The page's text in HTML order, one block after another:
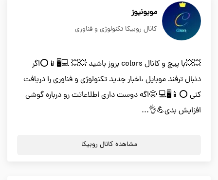
موبونیوز
کانال روبیکا تکنولوژی و فناوری
💥💥با پیچ و کانال colors بروز باشید 💥💥 💻🖥📱⭕اگر
دنبال ترفند موبایل ،اخبار جدید تکنولوژی و فناوری را دریافت
کنی ⭕📱🖥💻 🤩اگه دوست داری اطلاعاتت رو درباره گوشی
افزایش بدی💪👌...
مشاهده کانال روبیکا